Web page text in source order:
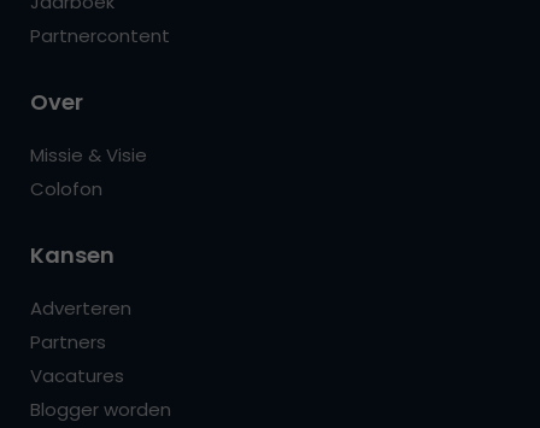
Partnercontent
Over
Missie & Visie
Colofon
Kansen
Adverteren
Partners
Vacatures
Blogger worden